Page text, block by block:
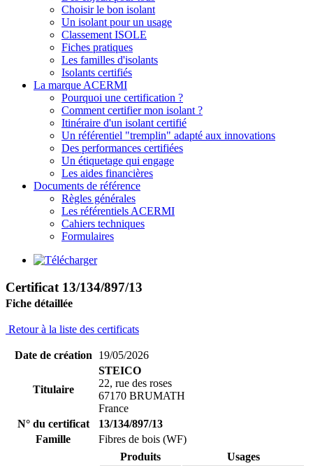
Choisir le bon isolant
Un isolant pour un usage
Classement ISOLE
Fiches pratiques
Les familles d'isolants
Isolants certifiés
La marque ACERMI
Pourquoi une certification ?
Comment certifier mon isolant ?
Itinéraire d'un isolant certifié
Un référentiel "tremplin" adapté aux innovations
Des performances certifiées
Un étiquetage qui engage
Les aides financières
Documents de référence
Règles générales
Les référentiels ACERMI
Cahiers techniques
Formulaires
Certificat 13/134/897/13
Fiche détaillée
Retour à la liste des certificats
Date de création 19/05/2026
Titulaire
STEICO
22, rue des roses
67170 BRUMATH
France
N° du certificat
13/134/897/13
Famille
Fibres de bois (WF)
Produits
Usages